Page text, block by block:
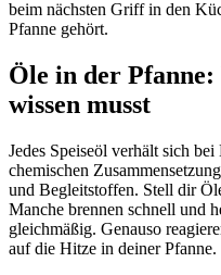
beim nächsten Griff in den
Pfanne gehört.
Öle in der
wissen musst
Jedes Speiseöl verhält sich
chemischen
und Begleitstoffen. Stell dir
Manche brennen schnell und
gleichmäßig. Genauso
auf die Hitze in deiner Pfanne.